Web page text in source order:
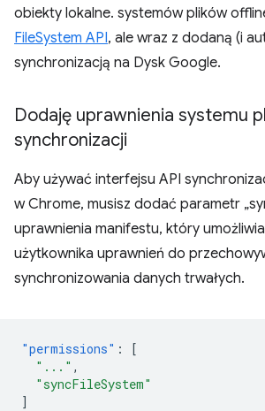
obiekty lokalne. systemów plików
FileSystem API, ale wraz z dodaną (i
synchronizacją na Dysk Google.
Dodaję uprawnienia systemu
synchronizacji
Aby używać interfejsu API
w Chrome, musisz dodać parametr
uprawnienia manifestu, który
użytkownika uprawnień do
synchronizowania danych trwałych.
"permissions" :
[
"..." ,
"syncFileSystem"
]